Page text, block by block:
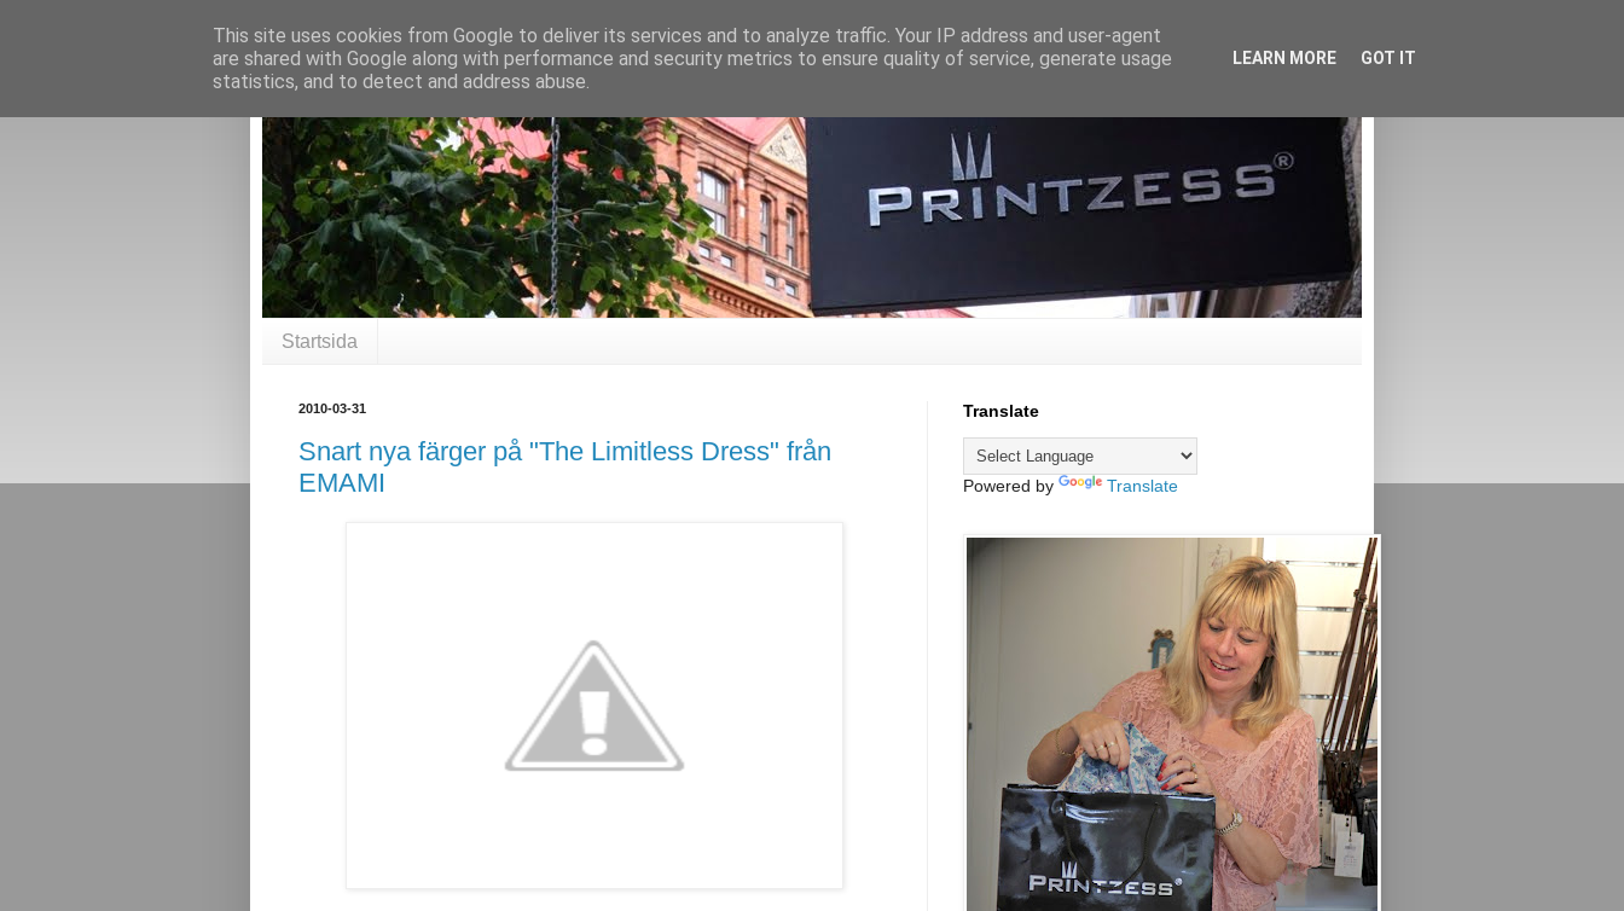
Startsida
2010-03-31
Snart nya färger på "The Limitless Dress" från
EMAMI
Translate
Powered by Translate
This site uses cookies from Google to deliver its services and to analyze traffic. Your IP address and user-agent
are shared with Google along with performance and security metrics to ensure quality of service, generate usage
statistics, and to detect and address abuse.
LEARN MORE GOT IT